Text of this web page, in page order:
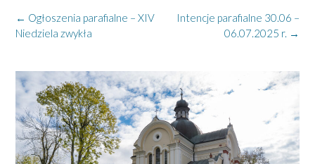
Post
navigation
Intencje parafialne 30.06 –
06.07.2025 r. →
← Ogłoszenia parafialne – XIV
Niedziela zwykła